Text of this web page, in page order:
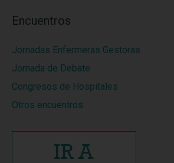
Encuentros
Jornadas Enfermeras Gestoras
Jornada de Debate
Congresos de Hospitales
Otros encuentros